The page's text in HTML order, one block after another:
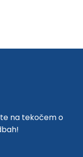
na tekočem o